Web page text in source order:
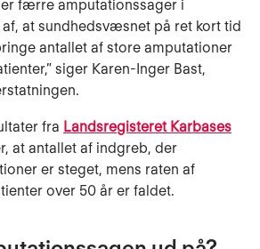
færre amputationssager i
at sundhedsvæsnet på ret kort tid
antallet af store amputationer
siger Karen-Inger Bast,
fra Landsregisteret Karbases
at antallet af indgreb, der
er steget, mens raten af
over 50 år er faldet.